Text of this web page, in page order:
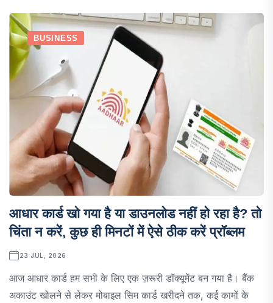
BUSINESS
आधार कार्ड खो गया है या डाउनलोड नहीं हो रहा है? तो
चिंता न करें, कुछ ही मिनटों में ऐसे ठीक करें प्रॉब्लम
23 JUL, 2026
आज आधार कार्ड हम सभी के लिए एक ज़रूरी डॉक्यूमेंट बन गया है। बैंक
अकाउंट खोलने से लेकर मोबाइल सिम कार्ड खरीदने तक, कई कामों के